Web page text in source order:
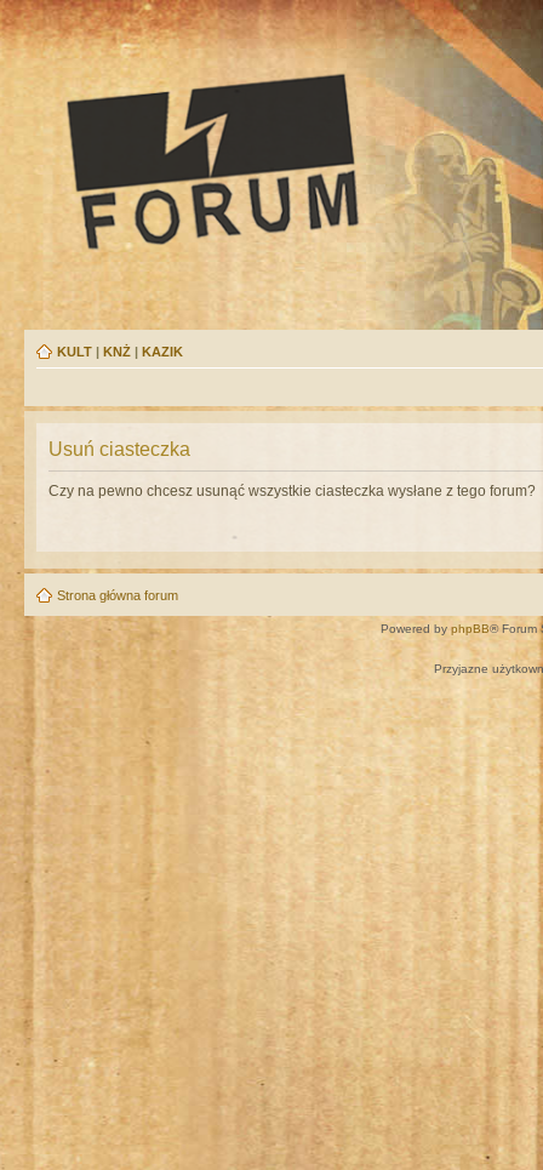
KULT | KNŻ | KAZIK
Usuń ciasteczka
Czy na pewno chcesz usunąć wszystkie ciasteczka wysłane z tego forum?
Strona główna forum
Powered by phpBB® Forum
Przyjazne